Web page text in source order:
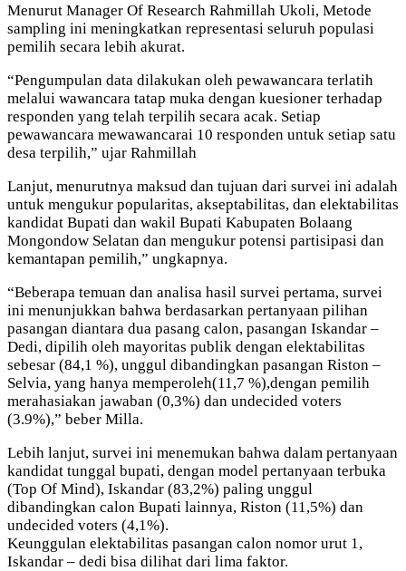
Menurut Manager Of Research Rahmillah Ukoli, Metode
sampling ini meningkatkan representasi seluruh populasi
pemilih secara lebih akurat.
“Pengumpulan data dilakukan oleh pewawancara terlatih
melalui wawancara tatap muka dengan kuesioner terhadap
responden yang telah terpilih secara acak. Setiap
pewawancara mewawancarai 10 responden untuk setiap satu
desa terpilih,” ujar Rahmillah
Lanjut, menurutnya maksud dan tujuan dari survei ini adalah
untuk mengukur popularitas, akseptabilitas, dan elektabilitas
kandidat Bupati dan wakil Bupati Kabupaten Bolaang
Mongondow Selatan dan mengukur potensi partisipasi dan
kemantapan pemilih,” ungkapnya.
“Beberapa temuan dan analisa hasil survei pertama, survei
ini menunjukkan bahwa berdasarkan pertanyaan pilihan
pasangan diantara dua pasang calon, pasangan Iskandar –
Dedi, dipilih oleh mayoritas publik dengan elektabilitas
sebesar (84,1 %), unggul dibandingkan pasangan Riston –
Selvia, yang hanya memperoleh(11,7 %),dengan pemilih
merahasiakan jawaban (0,3%) dan undecided voters
(3.9%),” beber Milla.
Lebih lanjut, survei ini menemukan bahwa dalam pertanyaan
kandidat tunggal bupati, dengan model pertanyaan terbuka
(Top Of Mind), Iskandar (83,2%) paling unggul
dibandingkan calon Bupati lainnya, Riston (11,5%) dan
undecided voters (4,1%).
Keunggulan elektabilitas pasangan calon nomor urut 1,
Iskandar – dedi bisa dilihat dari lima faktor.